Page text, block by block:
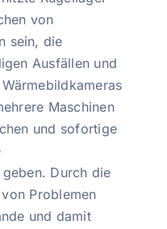
von
sein, die
Ausfällen und
Maschinen
und sofortige
Durch die
Problemen
und damit